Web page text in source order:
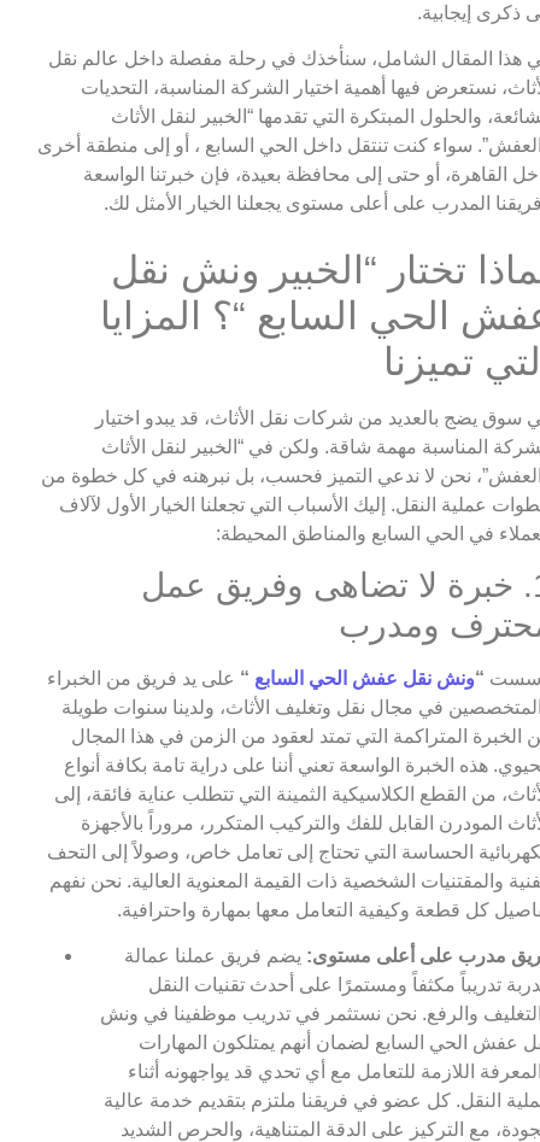
ذكرى إيجابية.
هذا المقال الشامل، سنأخذك في رحلة مفصلة داخل عالم نقل
نستعرض فيها أهمية اختيار الشركة المناسبة، التحديات
والحلول المبتكرة التي تقدمها “الخبير لنقل الأثاث
سواء كنت تنتقل داخل الحي السابع ، أو إلى منطقة أخرى
القاهرة، أو حتى إلى محافظة بعيدة، فإن خبرتنا الواسعة
المدرب على أعلى مستوى يجعلنا الخيار الأمثل لك.
تختار “الخبير ونش نقل
الحي السابع “؟ المزايا
تميزنا
سوق يضج بالعديد من شركات نقل الأثاث، قد يبدو اختيار
المناسبة مهمة شاقة. ولكن في “الخبير لنقل الأثاث
نحن لا ندعي التميز فحسب، بل نبرهنه في كل خطوة من
عملية النقل. إليك الأسباب التي تجعلنا الخيار الأول لآلاف
في الحي السابع والمناطق المحيطة:
1. خبرة لا تضاهى وفريق عمل
ومدرب
“ونش نقل عفش الحي السابع “ على يد فريق من الخبراء
في مجال نقل وتغليف الأثاث، ولدينا سنوات طويلة
الخبرة المتراكمة التي تمتد لعقود من الزمن في هذا المجال
هذه الخبرة الواسعة تعني أننا على دراية تامة بكافة أنواع
من القطع الكلاسيكية الثمينة التي تتطلب عناية فائقة، إلى
المودرن القابل للفك والتركيب المتكرر، مروراً بالأجهزة
الحساسة التي تحتاج إلى تعامل خاص، وصولاً إلى التحف
والمقتنيات الشخصية ذات القيمة المعنوية العالية. نحن نفهم
كل قطعة وكيفية التعامل معها بمهارة واحترافية.
مدرب على أعلى مستوى: يضم فريق عملنا عمالة
تدريباً مكثفاً ومستمرًا على أحدث تقنيات النقل
والرفع. نحن نستثمر في تدريب موظفينا في ونش
عفش الحي السابع لضمان أنهم يمتلكون المهارات
اللازمة للتعامل مع أي تحدي قد يواجهونه أثناء
النقل. كل عضو في فريقنا ملتزم بتقديم خدمة عالية
مع التركيز على الدقة المتناهية، والحرص الشديد